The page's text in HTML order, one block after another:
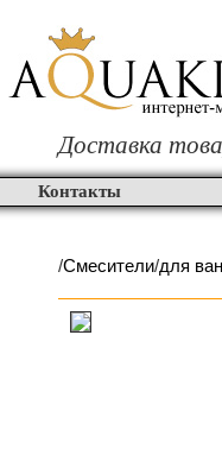
Доставка
Контакты
/Смесители/для